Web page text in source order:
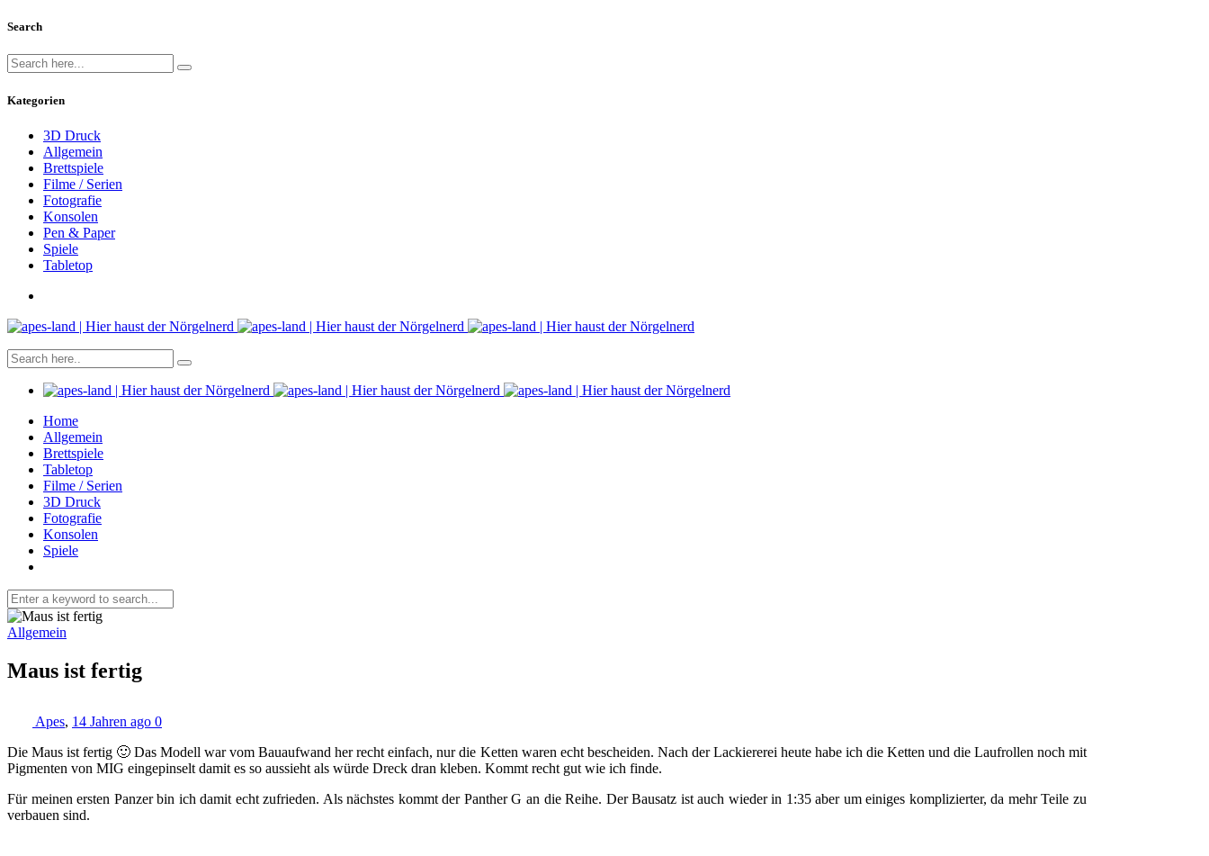
Search
Kategorien
3D Druck
Allgemein
Brettspiele
Filme / Serien
Fotografie
Konsolen
Pen & Paper
Spiele
Tabletop
Home
Allgemein
Brettspiele
Tabletop
Filme / Serien
3D Druck
Fotografie
Konsolen
Spiele
Allgemein
Maus ist fertig
Apes, 14 Jahren ago 0
Die Maus ist fertig 🙂 Das Modell war vom Bauaufwand her recht einfach, nur die Ketten waren echt bescheiden. Nach der Lackiererei heute habe ich die Ketten und die Laufrollen noch mit
Pigmenten von MIG eingepinselt damit es so aussieht als würde Dreck dran kleben. Kommt recht gut wie ich finde.
Für meinen ersten Panzer bin ich damit echt zufrieden. Als nächstes kommt der Panther G an die Reihe. Der Bausatz ist auch wieder in 1:35 aber um einiges komplizierter, da mehr Teile zu
verbauen sind.